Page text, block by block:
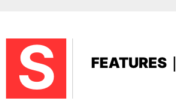
S FEATURES